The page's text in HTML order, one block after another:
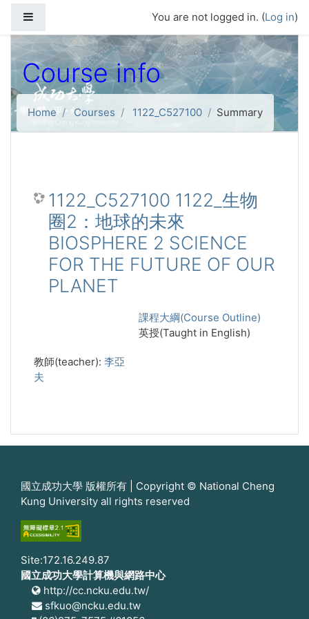
You are not logged in. (Log in)
Course info
Home Courses 1122_C527100 Summary
1122_C527100 1122_生物
圈2：地球的未來
BIOSPHERE 2 SCIENCE
FOR THE FUTURE OF OUR
PLANET
課程大綱(Course Outline)
英授(Taught in English)
教師(teacher): 李亞
夫
國立成功大學 版權所有 | Copyright © National Cheng
Kung University all rights reserved
Site:172.16.249.87
國立成功大學計算機與網路中心
http://cc.ncku.edu.tw/
sfkuo@ncku.edu.tw